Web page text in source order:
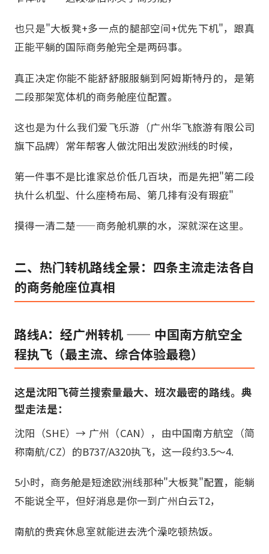
也只是"大板凳+多一点的腿部空间+优先下机"，跟真
正能平躺的国际商务舱完全是两码事。
真正决定你能不能舒舒服服躺到阿姆斯特丹的，是第
二段那架宽体机的商务舱座位配置。
这也是为什么我们爱飞乐游（广州华飞旅游有限公司
旗下品牌）常年帮客人做沈阳出发欧洲线的时候，
第一件事不是比谁家总价低几百块，而是先把"第二段
执什么机型、什么座椅布局、第几排有没有瑕疵"
摸得一清二楚——商务舱机票的水，深就深在这里。
二、热门转机路线全景：四条主流走法各自
的商务舱座位真相
路线A：经广州转机 —— 中国南方航空全
程执飞（最主流、综合体验最稳）
这是沈阳飞荷兰搜索量最大、班次最密的路线。典
型走法是：
沈阳（SHE）→ 广州（CAN），由中国南方航空（简
称南航/CZ）的B737/A320执飞，这一段约3.5～4.
5小时，商务舱是短途欧洲线那种"大板凳"配置，能躺
不能说全平，但好消息是你一到广州白云T2，
南航的贵宾休息室就能进去洗个澡吃顿热饭。